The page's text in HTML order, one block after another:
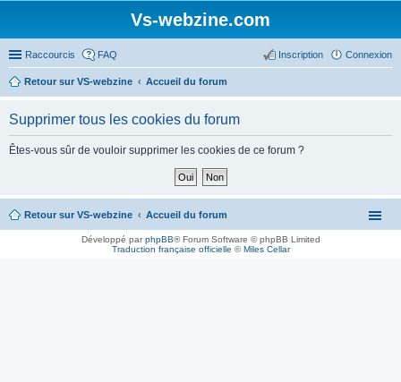
Vs-webzine.com
Raccourcis FAQ Connexion
Inscription
Retour sur VS-webzine Accueil du forum
Supprimer tous les cookies du forum
Êtes-vous sûr de vouloir supprimer les cookies de ce forum ?
Retour sur VS-webzine Accueil du forum
Développé parphpBB® Forum Software © phpBB Limited
Traduction française officielle ©Miles Cellar